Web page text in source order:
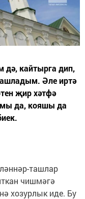
дә, кайтырга дип,
Әле иртә
җир хәтфә
да, кояшы да
ташлар
чишмәгә
хозурлык иде. Бу